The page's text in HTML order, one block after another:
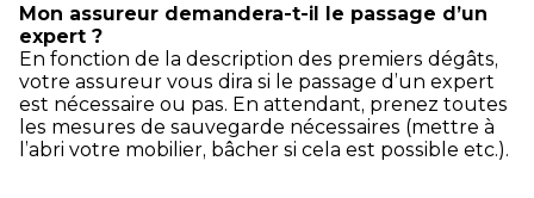
Mon assureur demandera-t-il le passage d’un
expert ?
En fonction de la description des premiers dégâts,
votre assureur vous dira si le passage d’un expert
est nécessaire ou pas. En attendant, prenez toutes
les mesures de sauvegarde nécessaires (mettre à
l’abri votre mobilier, bâcher si cela est possible etc.).